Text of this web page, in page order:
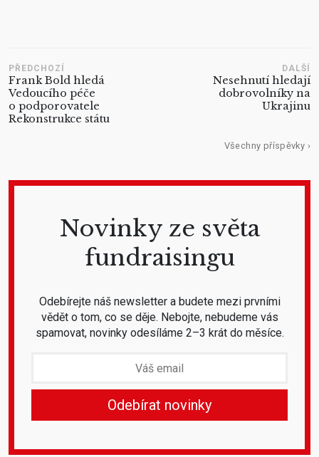
PŘEDCHOZÍ
Frank Bold hledá
Vedoucího péče
o podporovatele
Rekonstrukce státu
DALŠÍ
Nesehnutí hledají
dobrovolníky na
Ukrajinu
Všechny příspěvky ›
Novinky ze světa
fundraisingu
Odebírejte náš newsletter a budete mezi prvními
vědět o tom, co se děje. Nebojte, nebudeme vás
spamovat, novinky odesíláme 2–3 krát do měsíce.